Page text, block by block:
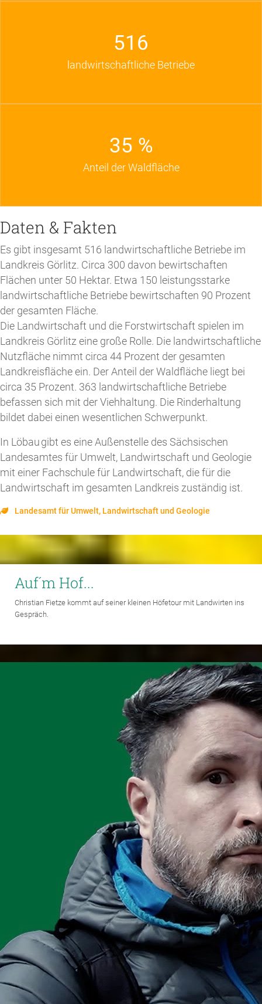
516
landwirtschaftliche Betriebe
35 %
Anteil der Waldfläche
Daten & Fakten
Es gibt insgesamt 516 landwirtschaftliche Betriebe im
Landkreis Görlitz. Circa 300 davon bewirtschaften
Flächen unter 50 Hektar. Etwa 150 leistungsstarke
landwirtschaftliche Betriebe bewirtschaften 90 Prozent
der gesamten Fläche.
Die Landwirtschaft und die Forstwirtschaft spielen im
Landkreis Görlitz eine große Rolle. Die landwirtschaftliche
Nutzfläche nimmt circa 44 Prozent der gesamten
Landkreisfläche ein. Der Anteil der Waldfläche liegt bei
circa 35 Prozent. 363 landwirtschaftliche Betriebe
befassen sich mit der Viehhaltung. Die Rinderhaltung
bildet dabei einen wesentlichen Schwerpunkt.
In Löbau gibt es eine Außenstelle des Sächsischen
Landesamtes für Umwelt, Landwirtschaft und Geologie
mit einer Fachschule für Landwirtschaft, die für die
Landwirtschaft im gesamten Landkreis zuständig ist.
Landesamt für Umwelt, Landwirtschaft und Geologie
Auf´m Hof...
Christian Fietze kommt auf seiner kleinen Höfetour mit Landwirten ins
Gespräch.